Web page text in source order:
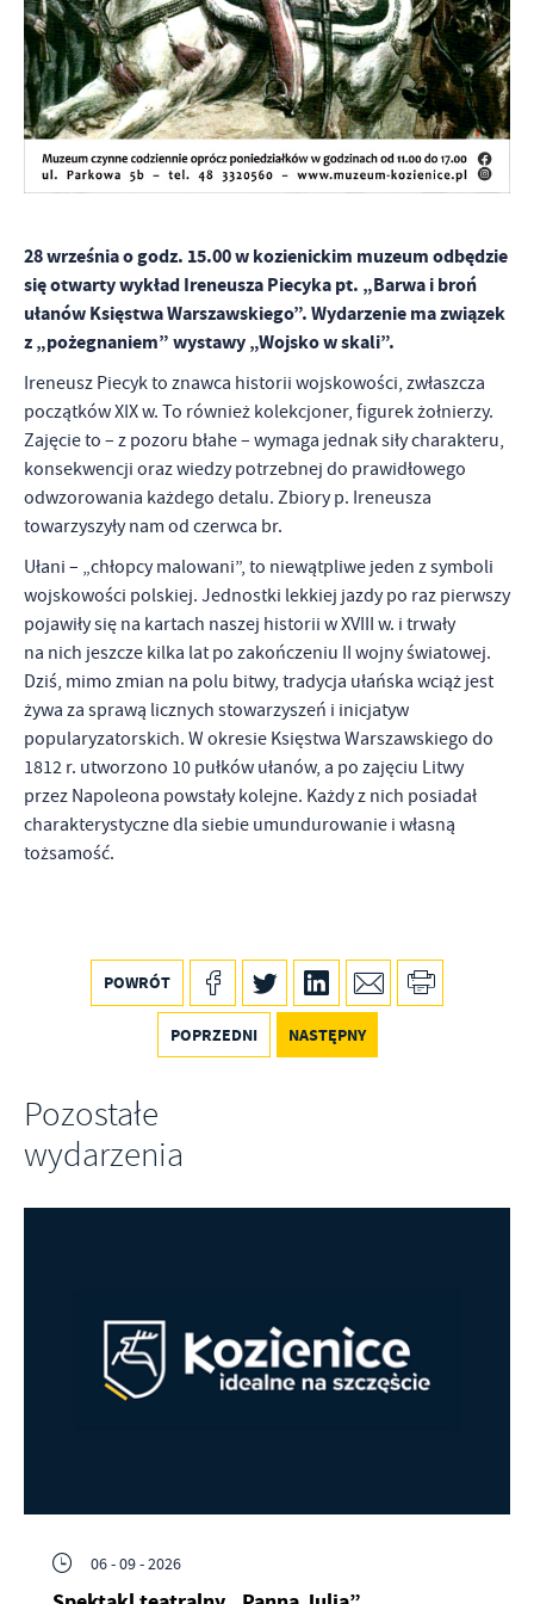
28 września o godz. 15.00 w kozienickim muzeum odbędzie
się otwarty wykład Ireneusza Piecyka pt. „Barwa i broń
ułanów Księstwa Warszawskiego”. Wydarzenie ma związek
z „pożegnaniem” wystawy „Wojsko w skali”.
Ireneusz Piecyk to znawca historii wojskowości, zwłaszcza
początków XIX w. To również kolekcjoner, figurek żołnierzy.
Zajęcie to – z pozoru błahe – wymaga jednak siły charakteru,
konsekwencji oraz wiedzy potrzebnej do prawidłowego
odwzorowania każdego detalu. Zbiory p. Ireneusza
towarzyszyły nam od czerwca br.
Ułani – „chłopcy malowani”, to niewątpliwe jeden z symboli
wojskowości polskiej. Jednostki lekkiej jazdy po raz pierwszy
pojawiły się na kartach naszej historii w XVIII w. i trwały
na nich jeszcze kilka lat po zakończeniu II wojny światowej.
Dziś, mimo zmian na polu bitwy, tradycja ułańska wciąż jest
żywa za sprawą licznych stowarzyszeń i inicjatyw
popularyzatorskich. W okresie Księstwa Warszawskiego do
1812 r. utworzono 10 pułków ułanów, a po zajęciu Litwy
przez Napoleona powstały kolejne. Każdy z nich posiadał
charakterystyczne dla siebie umundurowanie i własną
tożsamość.
POWRÓT
POPRZEDNI NASTĘPNY
Pozostałe
wydarzenia
06 - 09 - 2026
Firmy te działają w charakterze pośredników prezentujących nasze
treści w postaci wiadomości, ofert, komunikatów mediów
społecznościowych.